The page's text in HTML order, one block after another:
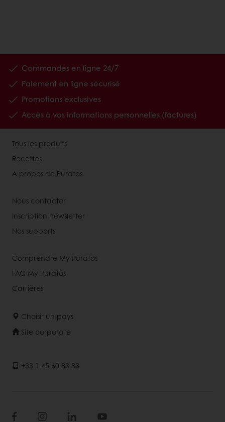
Commandes en ligne 24/7
Paiement en ligne sécurisé
Promotions exclusives
Accès à vos informations personnelles (factures)
Tous les produits
Recettes
A propos de Puratos
Nous contacter
Inscription newsletter
Nos supports
Comprendre My Puratos
FAQ My Puratos
Carrières
Choisir un pays
Site corporate
+33 1 45 60 83 83